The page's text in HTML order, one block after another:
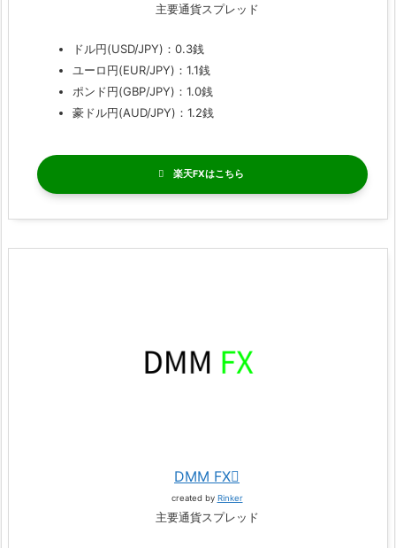
主要通貨スプレッド
ドル円(USD/JPY)：0.3銭
ユーロ円(EUR/JPY)：1.1銭
ポンド円(GBP/JPY)：1.0銭
豪ドル円(AUD/JPY)：1.2銭
楽天FX
DMM FX
created by Rinker
主要通貨スプレッド